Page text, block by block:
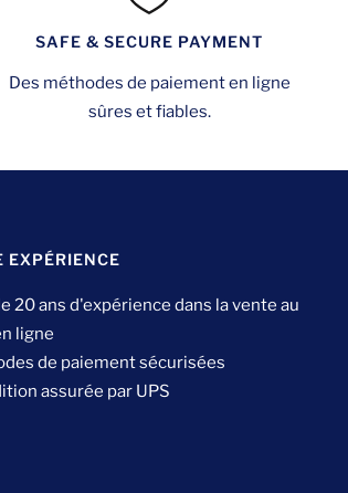
SAFE & SECURE PAYMENT
Des méthodes de paiement en ligne
sûres et fiables.
EXPÉRIENCE
20 ans d'expérience dans la vente au
ligne
de paiement sécurisées
assurée par UPS